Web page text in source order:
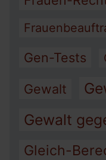
Gen-Tests
Gewalt
Gewalt
Gleich-